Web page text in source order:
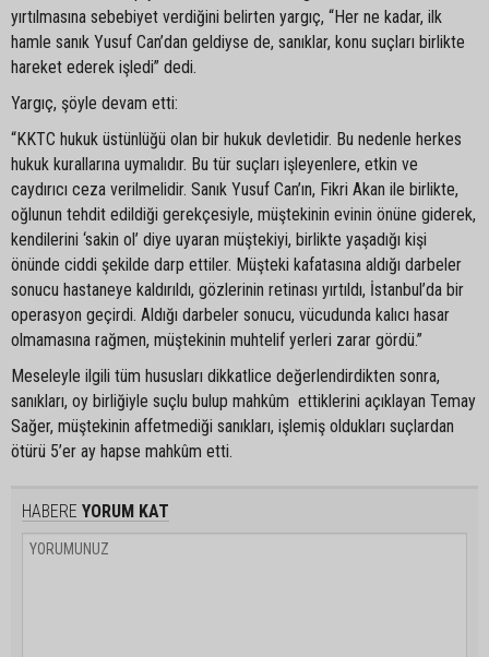
yırtılmasına sebebiyet verdiğini belirten yargıç, “Her ne kadar, ilk
hamle sanık Yusuf Can’dan geldiyse de, sanıklar, konu suçları birlikte
hareket ederek işledi” dedi.
Yargıç, şöyle devam etti:
“KKTC hukuk üstünlüğü olan bir hukuk devletidir. Bu nedenle herkes
hukuk kurallarına uymalıdır. Bu tür suçları işleyenlere, etkin ve
caydırıcı ceza verilmelidir. Sanık Yusuf Can’ın, Fikri Akan ile birlikte,
oğlunun tehdit edildiği gerekçesiyle, müştekinin evinin önüne giderek,
kendilerini ‘sakin ol’ diye uyaran müştekiyi, birlikte yaşadığı kişi
önünde ciddi şekilde darp ettiler. Müşteki kafatasına aldığı darbeler
sonucu hastaneye kaldırıldı, gözlerinin retinası yırtıldı, İstanbul’da bir
operasyon geçirdi. Aldığı darbeler sonucu, vücudunda kalıcı hasar
olmamasına rağmen, müştekinin muhtelif yerleri zarar gördü.”
Meseleyle ilgili tüm hususları dikkatlice değerlendirdikten sonra,
sanıkları, oy birliğiyle suçlu bulup mahkûm ettiklerini açıklayan Temay
Sağer, müştekinin affetmediği sanıkları, işlemiş oldukları suçlardan
ötürü 5’er ay hapse mahkûm etti.
HABERE YORUM KAT